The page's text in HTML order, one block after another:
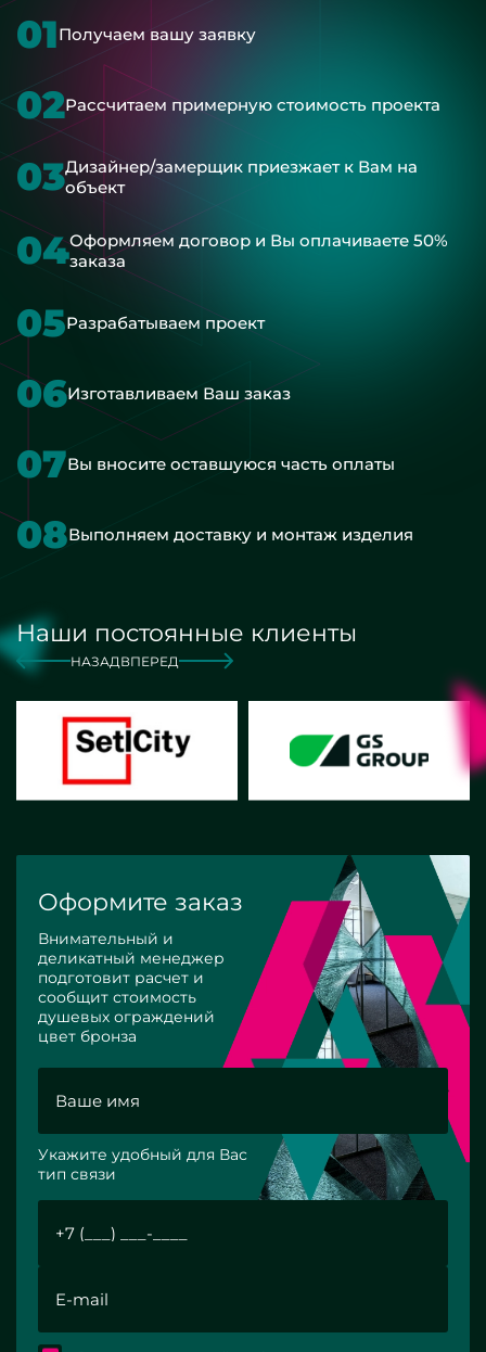
01Получаем вашу заявку
02Рассчитаем примерную стоимость проекта
03Дизайнер/замерщик приезжает к Вам на
объект
04Оформляем договор и Вы оплачиваете 50%
заказа
05Разрабатываем проект
06Изготавливаем Ваш заказ
07Вы вносите оставшуюся часть оплаты
08Выполняем доставку и монтаж изделия
Наши постоянные клиенты
НАЗАД ВПЕРЕД
Оформите заказ
Внимательный и
деликатный менеджер
подготовит расчет и
сообщит стоимость
душевых ограждений
цвет бронза
Укажите удобный для Вас
тип связи